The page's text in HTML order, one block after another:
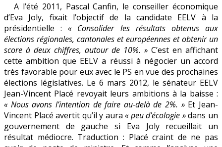
:
l’accord
va-
t-
il
tenir
?
A l’été 2011, Pascal Canfin, le conseiller économique
d’Eva Joly, fixait l’objectif de la candidate EELV à la
présidentielle :« Consolider les résultats obtenus aux
élections régionales, cantonales et européennes et obtenir un
score à deux chiffres, autour de 10%. » C’est en affichant
cette ambition que EELV a réussi à négocier un accord
très favorable pour eux avec le PS en vue des prochaines
élections législatives. Le 6 mars 2012, le sénateur EELV
Jean-Vincent Placé revoyait leurs ambitions à la baisse :
« Nous avons l’intention de faire au-delà de 2%. »Et Jean-
Vincent Placé avertit qu’il y aura« peu d’écologie »dans un
gouvernement de gauche si Eva Joly recueillait un
résultat médiocre. Traduction : Placé craint de ne pas